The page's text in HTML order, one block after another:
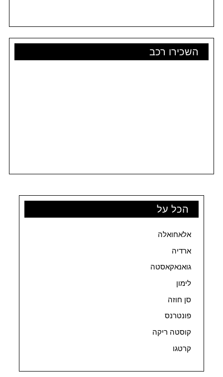
השכירו רכב
הכל על
אלאחואלה
ארדיה
גואנאקאסטה
לימון
סן חוזה
פונטרנס
קוסטה ריקה
קרטגו